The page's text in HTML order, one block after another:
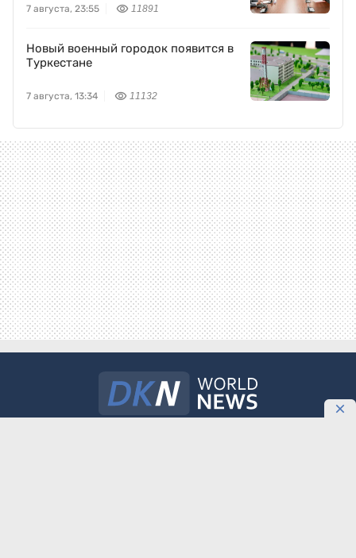
7 августа, 23:55 11891
Новый военный городок появится в
Туркестане
7 августа, 13:34 11132